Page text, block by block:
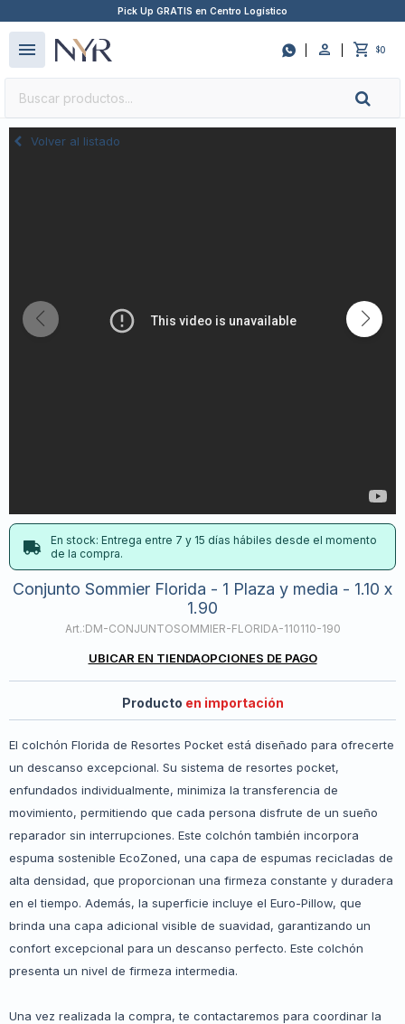
Pick Up GRATIS en Centro Logístico
 $0
menu
Volver al listado
En stock: Entrega entre 7 y 15 días hábiles desde el momento
de la compra.
Conjunto Sommier Florida - 1 Plaza y media - 1.10 x
1.90
DM-CONJUNTOSOMMIER-FLORIDA-110110-190
UBICAR EN TIENDAOPCIONES DE PAGO
Producto en importación
El colchón Florida de Resortes Pocket está diseñado para ofrecerte
un descanso excepcional. Su sistema de resortes pocket,
enfundados individualmente, minimiza la transferencia de
movimiento, permitiendo que cada persona disfrute de un sueño
reparador sin interrupciones. Este colchón también incorpora
espuma sostenible EcoZoned, una capa de espumas recicladas de
alta densidad, que proporcionan una firmeza constante y duradera
en el tiempo. Además, la superficie incluye el Euro-Pillow, que
brinda una capa adicional visible de suavidad, garantizando un
confort excepcional para un descanso perfecto. Este colchón
presenta un nivel de firmeza intermedia.
Una vez realizada la compra, te contactaremos para coordinar la
close